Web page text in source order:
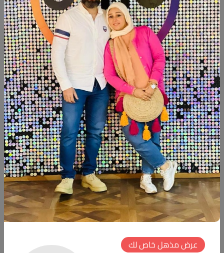
الكمية
أضف الى السلة أشتري الآن
شارك:
وصف
التقييمات (0)
Available within 6weeks
Beechwood Size:87cm
Hight:meter
منتجات شبيهة
عرض مذهل خاص لك